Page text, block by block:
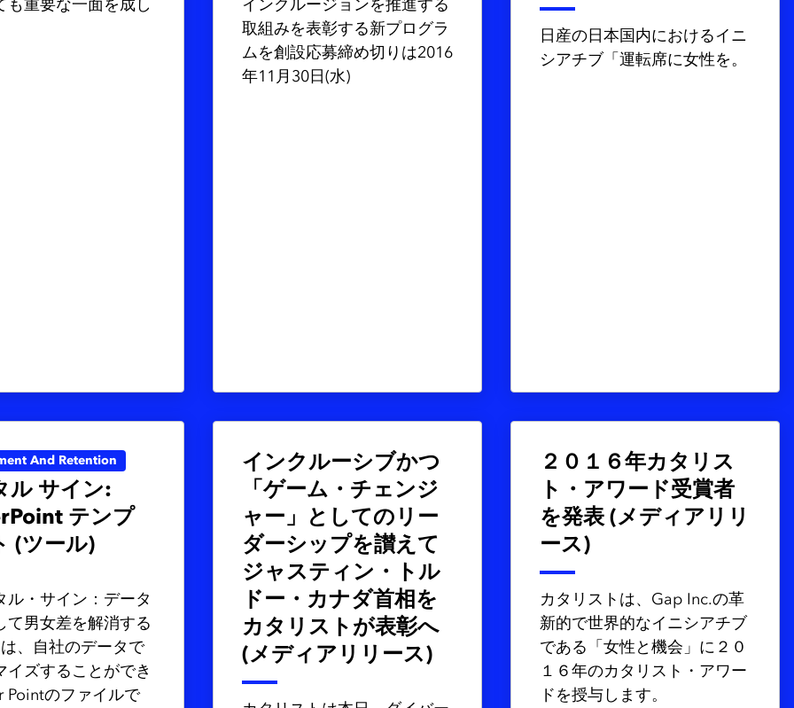
も重要な一面を成し
インクルージョンを推進する
取組みを表彰する新プログラ
ムを創設応募締め切りは2016
年11月30日(水)
日産の日本国内におけるイニ
シアチブ「運転席に女性を。
And Retention
ル サイン:
テンプ
(ツール)
ル・サイン：データ
て男女差を解消する
は、自社のデータで
イズすることができ
Pointのファイルで
インクルーシブかつ
「ゲーム・チェンジ
ャー」としてのリー
ダーシップを讃えて
ジャスティン・トル
ドー・カナダ首相を
カタリストが表彰へ
(メディアリリース)
２０１６年カタリス
ト・アワード受賞者
を発表 (メディアリリ
ース)
カタリストは、Gap Inc.の革
新的で世界的なイニシアチブ
である「女性と機会」に２０
１６年のカタリスト・アワー
ドを授与します。